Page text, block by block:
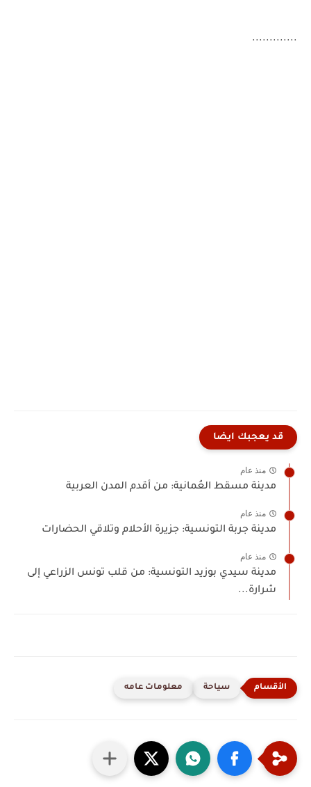
.............
قد يعجبك ايضا
منذ عام
مدينة مسقط العُمانية: من أقدم المدن العربية
منذ عام
مدينة جربة التونسية: جزيرة الأحلام وتلاقي الحضارات
منذ عام
مدينة ‎سيدي بوزيد التونسية: من قلب تونس الزراعي إلى
شرارة...
سياحة معلومات عامه